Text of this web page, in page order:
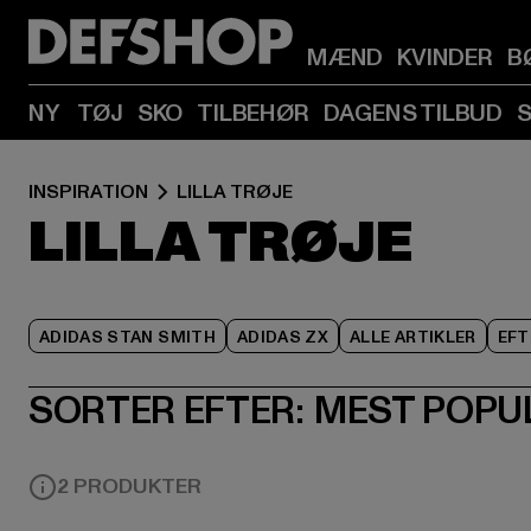
MÆND KVINDER
NY TØJ SKO TILBEHØR DAGENS TILBUD
INSPIRATION LILLA TRØJE
LILLA TRØJE
ADIDAS STAN SMITH ADIDAS ZX ALLE ARTIKLER
SORTER EFTER: MEST
2 PRODUKTER